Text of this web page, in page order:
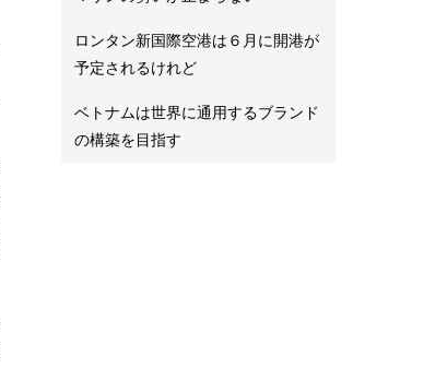
ロンタン新国際空港は６月に開港が
予定されるけれど
ベトナムは世界に通用するブランド
の構築を目指す